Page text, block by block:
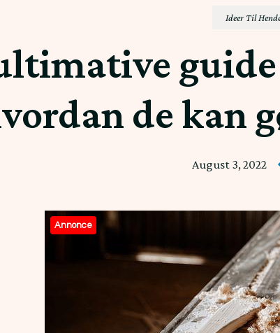
Ideer Til
de kan
August 3, 2022
Annonce